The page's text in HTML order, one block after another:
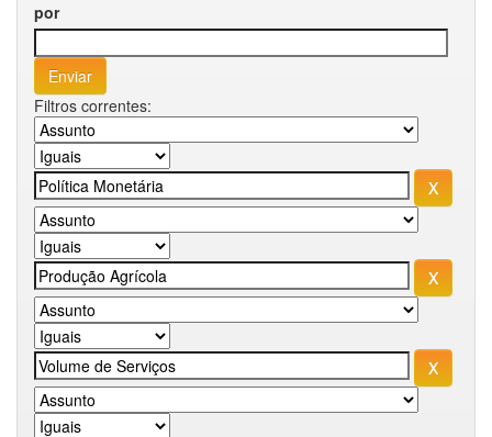
por
Filtros correntes: